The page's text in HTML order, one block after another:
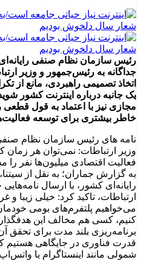
رئیس سازمان نظام صنفی
جداگانه به رئیس‌جمهور و وزیر
اتخاذ تصمیمی راهبردی، مانع از
یک جانبه درباره اینترنت کشور
مجازی نیز با اعتماد به قول
خاطر بیشتری برای توسعه
نامه های رئیس سازمان نظام
وزیر ارتباطات: نمی‌توان هر زمان
فعالیت اقتصادی میلیون‌ها نفر را
به گزارش جماران؛ به نقل از
رایانه‌ای کشور، با ارسال
ارتباطات، تاکید کرد: خیلی زیبا و
می‌خواهیم پلتفرم‌های بومی‌ خودمان
کنیم، کسی هم مخالف این
برنامه‌ریزی بلند مدت برای تحقق
قدرت فناوری در جایگاهی هستیم
شمولی مانند اینستاگرام یا